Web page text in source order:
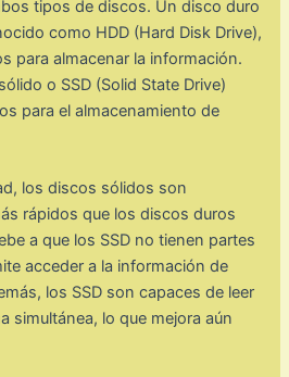
tipos de discos. Un disco duro
como HDD (Hard Disk Drive),
para almacenar la información.
o SSD (Solid State Drive)
para el almacenamiento de
los discos sólidos son
rápidos que los discos duros
a que los SSD no tienen partes
acceder a la información de
los SSD son capaces de leer
simultánea, lo que mejora aún